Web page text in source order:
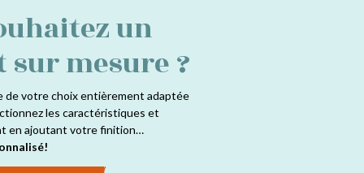
un
mesure ?
de votre choix entièrement adaptée
les caractéristiques et
en ajoutant votre finition…